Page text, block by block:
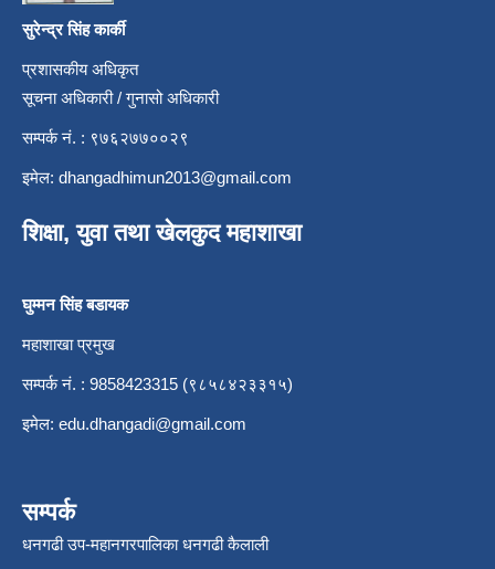
सुरेन्द्र सिंह कार्की
प्रशासकीय अधिकृत
सूचना अधिकारी / गुनासो अधिकारी
सम्पर्क नं. : ९७६२७७००२९
इमेल: dhangadhimun2013@gmail.com
शिक्षा, युवा तथा खेलकुद महाशाखा
घुम्मन सिंह बडायक
महाशाखा प्रमुख
सम्पर्क नं. : 9858423315 (९८५८४२३३१५)
इमेल: edu.dhangadi@gmail.com
सम्पर्क
धनगढी उप-महानगरपालिका धनगढी कैलाली